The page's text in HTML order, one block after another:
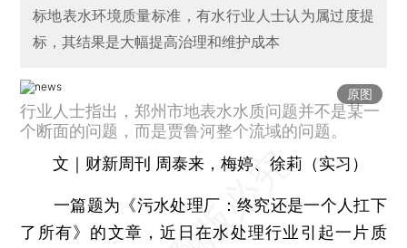
标地表水环境质量标准，有水行业人士认为属过度提
标，其结果是大幅提高治理和维护成本
原图
行业人士指出，郑州市地表水水质问题并不是某一
个断面的问题，而是贾鲁河整个流域的问题。
文｜财新周刊 周泰来，梅婷、徐莉（实习）
一篇题为《污水处理厂：终究还是一个人扛下
了所有》的文章，近日在水处理行业引起一片质